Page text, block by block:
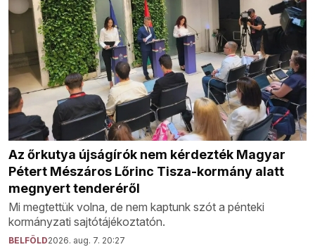
Az őrkutya újságírók nem kérdezték Magyar
Pétert Mészáros Lőrinc Tisza-kormány alatt
megnyert tenderéről
Mi megtettük volna, de nem kaptunk szót a pénteki
kormányzati sajtótájékoztatón.
BELFÖLD2026. aug. 7. 20:27